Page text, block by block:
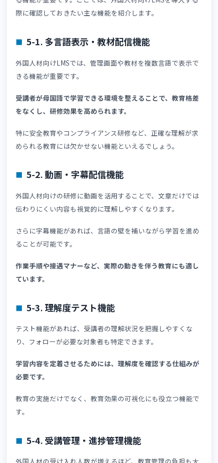
運用工数を大幅に削減できるからです。
これまで手作業で行ってきた受講管理や個別対応を効率的
行えるようになります。
その結果、一人ひとりに繰り返し説明する時間を減らし、
り重要なフォロー業務に集中できるでしょう。
5. 外国人材向けLMSに必要な機能
外国人材向けの教育では、日本人向けの研修以上に「理解
やすさ」と「運用しやすさ」が求められます。そのため、
般的なLMSの機能だけでなく、多言語環境での学習を支援
際に確認しておきたい主な機能を紹介します。
5-1. 多言語表示・教材配信機能
外国人材向けLMSでは、管理画面や教材を複数言語で表示